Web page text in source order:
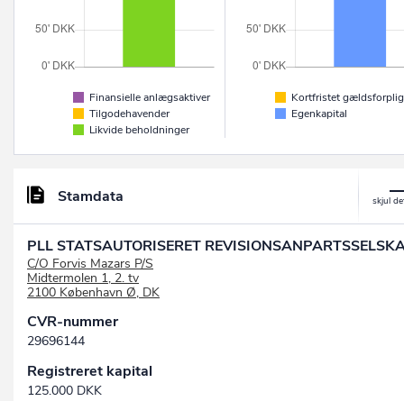
Finansielle anlægsaktiver
Tilgodehavender
Likvide beholdninger
Kortfristet
Egenkapital
Stamdata
PLL STATSAUTORISERET
C/O Forvis Mazars P/S
Midtermolen 1, 2. tv
2100 København Ø, DK
CVR-nummer
29696144
Registreret kapital
125.000 DKK